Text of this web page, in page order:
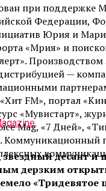
при поддержке
Федерации,
Юрия и
«Мрия» и
—
FM», портал
«Мувистарт»,
Mag, «7 Дней»,
Коммуникационный
десант и
дерзким
«Тридевятое